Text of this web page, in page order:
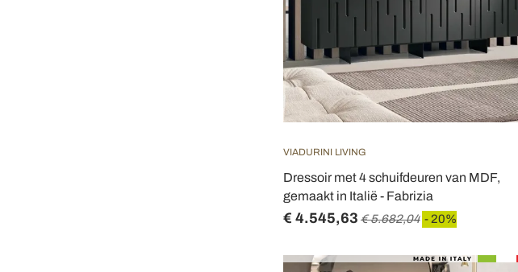
VIADURINI LIVING
Dressoir met 4 schuifdeuren van MDF,
gemaakt in Italië - Fabrizia
€ 4.545,63 € 5.682,04 - 20%